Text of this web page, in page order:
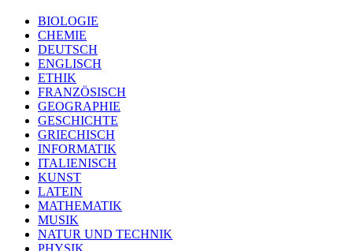
BIOLOGIE
CHEMIE
DEUTSCH
ENGLISCH
ETHIK
FRANZÖSISCH
GEOGRAPHIE
GESCHICHTE
GRIECHISCH
INFORMATIK
ITALIENISCH
KUNST
LATEIN
MATHEMATIK
MUSIK
NATUR UND TECHNIK